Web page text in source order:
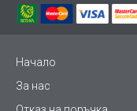
Начало
За нас